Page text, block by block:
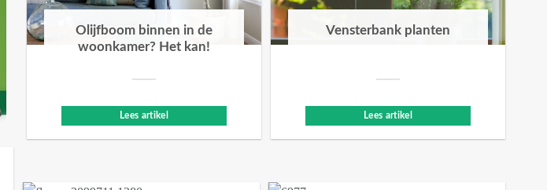
Olijfboom binnen in de
woonkamer? Het kan!
Lees artikel
Vensterbank planten
Lees artikel